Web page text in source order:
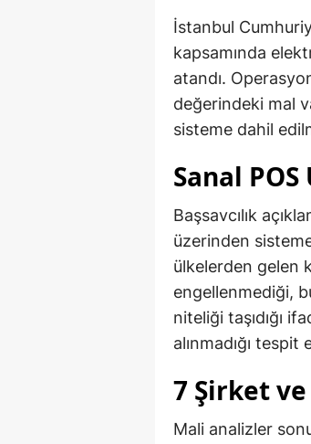
İstanbul
kapsamında
atandı.
değerindeki mal
sisteme dahil
Sanal
Başsavcılık
üzerinden
ülkelerden gelen
engellenmediği,
niteliği taşıdığı
alınmadığı tespit
7 Şirket ve
Mali analizler